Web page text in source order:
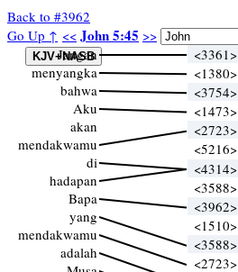
Back to #3962
Go Up ↑ << John 5:45 >>
Jangan
menyangka
bahwa
Aku
akan
mendakwamu
di
hadapan
Bapa
yang
mendakwamu
adalah
<3361>
<1380>
<3754>
<1473>
<2723>
<5216>
<4314>
<3588>
<3962>
<1510>
<3588>
<2723>